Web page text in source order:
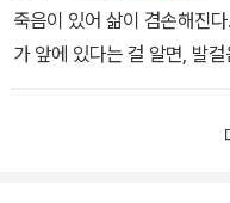
죽음이 있어 삶이 겸손해진
가 앞에 있다는 걸 알면, 발